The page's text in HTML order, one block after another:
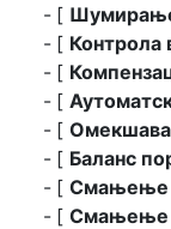
[
[ Контрола
[
[
[
[ Баланс
[ Смањење
[ Смањење